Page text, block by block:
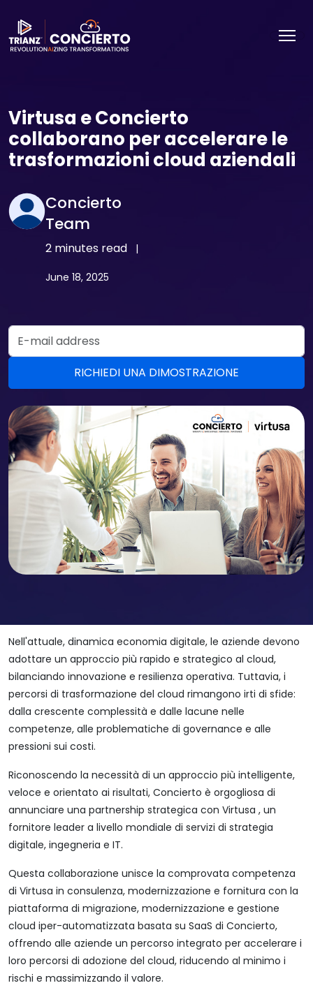
Virtusa e Concierto
collaborano per accelerare le
trasformazioni cloud aziendali
Concierto
Team
2 minutes read |
June 18, 2025
Email Address
Nell'attuale, dinamica economia digitale, le aziende devono
adottare un approccio più rapido e strategico al cloud,
bilanciando innovazione e resilienza operativa. Tuttavia, i
percorsi di trasformazione del cloud rimangono irti di sfide:
dalla crescente complessità e dalle lacune nelle
competenze, alle problematiche di governance e alle
pressioni sui costi.
Riconoscendo la necessità di un approccio più intelligente,
veloce e orientato ai risultati, Concierto è orgogliosa di
annunciare una partnership strategica con Virtusa , un
fornitore leader a livello mondiale di servizi di strategia
digitale, ingegneria e IT.
Questa collaborazione unisce la comprovata competenza
di Virtusa in consulenza, modernizzazione e fornitura con la
piattaforma di migrazione, modernizzazione e gestione
cloud iper-automatizzata basata su SaaS di Concierto,
offrendo alle aziende un percorso integrato per accelerare i
loro percorsi di adozione del cloud, riducendo al minimo i
rischi e massimizzando il valore.